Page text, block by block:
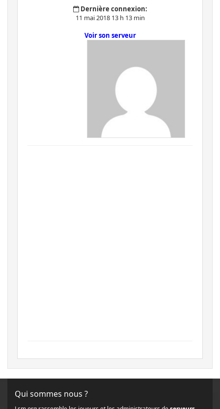
Dernière connexion:
11 mai 2018 13 h 13 min
Voir son serveur
Qui sommes nous ?